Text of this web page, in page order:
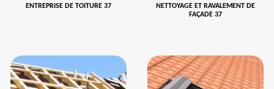
ENTREPRISE DE TOITURE 37
NETTOYAGE ET RAVALEMENT DE
FAÇADE 37